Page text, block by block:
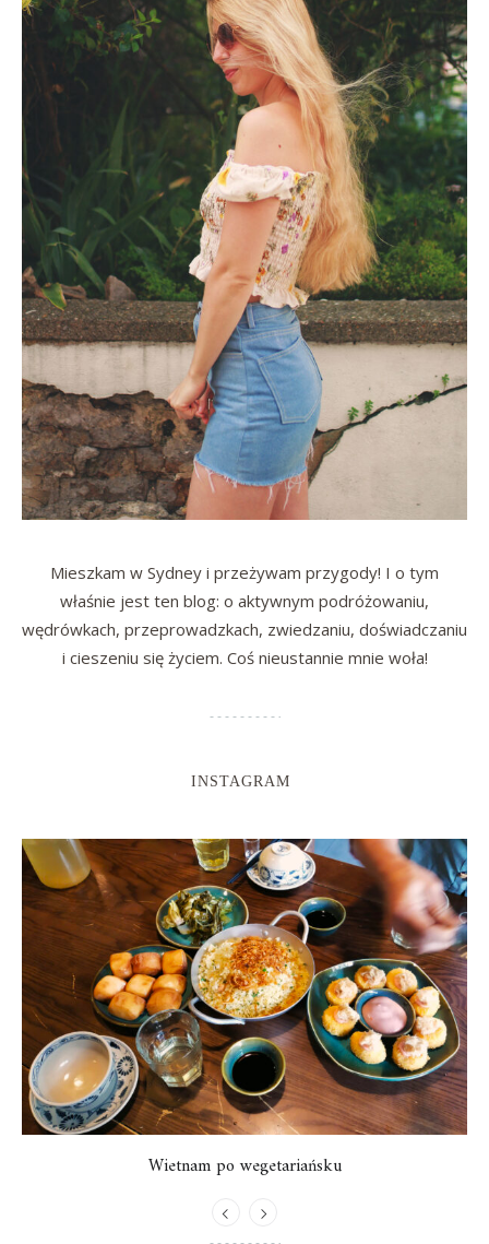
Mieszkam w Sydney i przeżywam przygody! I o tym
właśnie jest ten blog: o aktywnym podróżowaniu,
wędrówkach, przeprowadzkach, zwiedzaniu, doświadczaniu
i cieszeniu się życiem. Coś nieustannie mnie woła!
INSTAGRAM
Wietnam po wegetariańsku